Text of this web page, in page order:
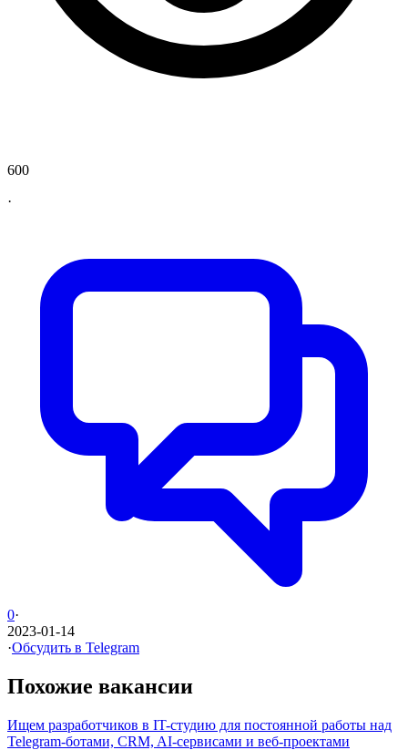
600
·
0·
2023-01-14
·Обсудить в Telegram
Похожие вакансии
Ищем разработчиков в IT-студию для постоянной работы над
Telegram-ботами, CRM, AI-сервисами и веб-проектами